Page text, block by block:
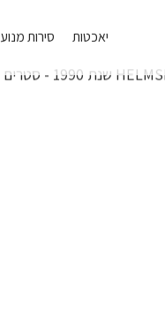
Skip
יאכטות סירות מנוע